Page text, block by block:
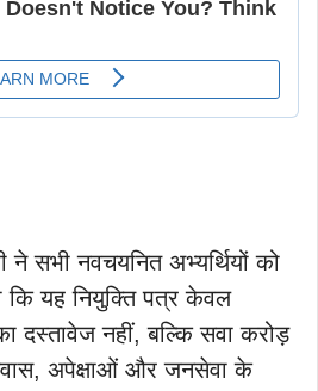
सभी नवचयनित अभ्यर्थियों को
कि यह नियुक्ति पत्र केवल
दस्तावेज नहीं, बल्कि सवा करोड़
अपेक्षाओं और जनसेवा के